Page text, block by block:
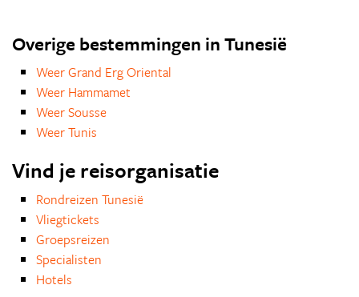
Overige bestemmingen in Tunesië
Weer Grand Erg Oriental
Weer Hammamet
Weer Sousse
Weer Tunis
Vind je reisorganisatie
Rondreizen Tunesië
Vliegtickets
Groepsreizen
Specialisten
Hotels